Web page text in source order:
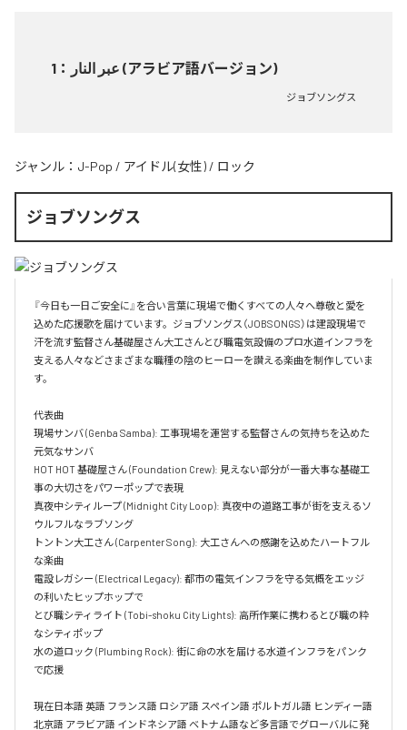
1 ： عبر النار (アラビア語バージョン)
ジョブソングス
ジャンル： J-Pop / アイドル(女性) / ロック
ジョブソングス
『今日も一日ご安全に』を合い言葉に現場で働くすべての人々へ尊敬と愛を
込めた応援歌を届けています。ジョブソングス（JOBSONGS）は建設現場で
汗を流す監督さん基礎屋さん大工さんとび職電気設備のプロ水道インフラを
支える人々などさまざまな職種の陰のヒーローを讃える楽曲を制作していま
す。
代表曲
現場サンバ (Genba Samba): 工事現場を運営する監督さんの気持ちを込めた
元気なサンバ
HOT HOT 基礎屋さん (Foundation Crew): 見えない部分が一番大事な基礎工
事の大切さをパワーポップで表現
真夜中シティループ (Midnight City Loop): 真夜中の道路工事が街を支えるソ
ウルフルなラブソング
トントン大工さん (Carpenter Song): 大工さんへの感謝を込めたハートフル
な楽曲
電設レガシー (Electrical Legacy): 都市の電気インフラを守る気概をエッジ
の利いたヒップホップで
とび職シティライト (Tobi-shoku City Lights): 高所作業に携わるとび職の粋
なシティポップ
水の道ロック (Plumbing Rock): 街に命の水を届ける水道インフラをパンク
で応援
現在日本語 英語 フランス語 ロシア語 スペイン語 ポルトガル語 ヒンディー語
北京語 アラビア語 インドネシア語 ベトナム語など多言語でグローバルに発